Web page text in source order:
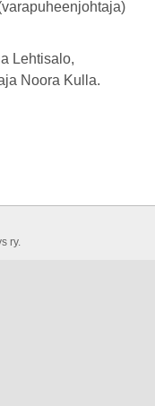
Lehtisalo,
Noora Kulla.
ry.